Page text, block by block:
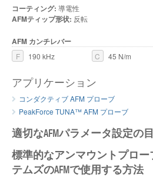
コーティング: 導電性
AFMティップ形状: 反転
AFM カンチレバー
F 190 kHz C 45 N/m
アプリケーション
コンダクティブ AFM プローブ
PeakForce TUNA™ AFM プローブ
適切なAFMパラメータ設定の
標準的なアンマウントプロ
テムズのAFMで使用する方法